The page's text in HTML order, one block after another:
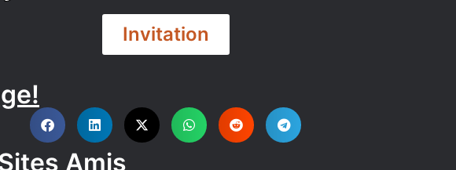
Invitation
DISCORD
Amis